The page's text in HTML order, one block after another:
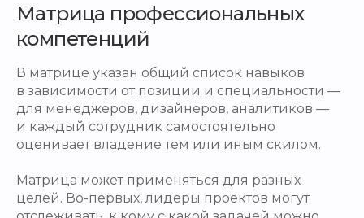
Матрица профессиональных
компетенций
В матрице указан общий список навыков
в зависимости от позиции и специальности —
для менеджеров, дизайнеров, аналитиков —
и каждый сотрудник самостоятельно
оценивает владение тем или иным скилом.
Матрица может применяться для разных
целей. Во-первых, лидеры проектов могут